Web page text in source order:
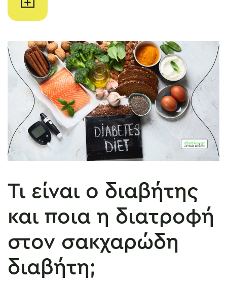
Τι είναι ο διαβήτης
και ποια η διατροφή
στον σακχαρώδη
διαβήτη;